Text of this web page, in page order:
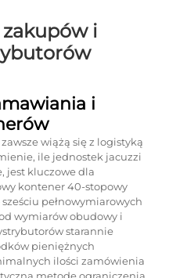
i
i
wiążą się z logistyką
ile jednostek jacuzzi
jest kluczowe dla
kontener 40-stopowy
pełnowymiarowych
wymiarów obudowy i
starannie
pieniężnych
ilości zamówienia